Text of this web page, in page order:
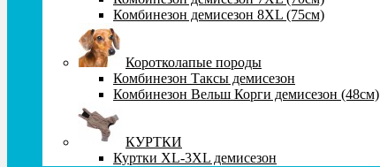
Комбинезон демисезон 8XL (75см)
Коротколапые породы
Комбинезон Таксы демисезон
Комбинезон Вельш Корги демисезон (48см)
КУРТКИ
Куртки XL-3XL демисезон